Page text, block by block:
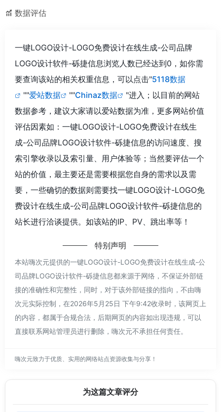
数据评估
一键LOGO设计-LOGO免费设计在线生成-公司品牌
LOGO设计软件-砾捷信息浏览人数已经达到0，如你需
要查询该站的相关权重信息，可以点击"5118数据
""爱站数据 ""Chinaz数据
"进入；以目前的网站
数据参考，建议大家请以爱站数据为准，更多网站价值
评估因素如：一键LOGO设计-LOGO免费设计在线生
成-公司品牌LOGO设计软件-砾捷信息的访问速度、搜
索引擎收录以及索引量、用户体验等；当然要评估一个
站的价值，最主要还是需要根据您自身的需求以及需
要，一些确切的数据则需要找一键LOGO设计-LOGO免
费设计在线生成-公司品牌LOGO设计软件-砾捷信息的
站长进行洽谈提供。如该站的IP、PV、跳出率等！
特别声明
本站嗨次元提供的一键LOGO设计-LOGO免费设计在线生成-公
司品牌LOGO设计软件-砾捷信息都来源于网络，不保证外部链
接的准确性和完整性，同时，对于该外部链接的指向，不由嗨
次元实际控制，在2026年5月25日 下午9:42收录时，该网页上
的内容，都属于合规合法，后期网页的内容如出现违规，可以
直接联系网站管理员进行删除，嗨次元不承担任何责任。
嗨次元致力于优质、实用的网络站点资源收集与分享！
为这篇文章评分